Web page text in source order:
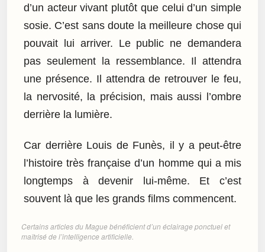
d’un acteur vivant plutôt que celui d’un simple
sosie. C’est sans doute la meilleure chose qui
pouvait lui arriver. Le public ne demandera
pas seulement la ressemblance. Il attendra
une présence. Il attendra de retrouver le feu,
la nervosité, la précision, mais aussi l’ombre
derrière la lumière.
Car derrière Louis de Funès, il y a peut-être
l’histoire très française d’un homme qui a mis
longtemps à devenir lui-même. Et c’est
souvent là que les grands films commencent.
Certains articles du Mague bénéficient d’un éclairage ponctuel et
maîtrisé de l’intelligence artificielle.